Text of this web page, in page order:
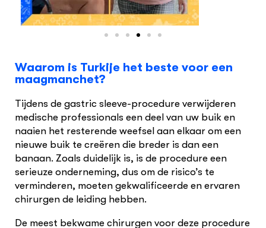
Waarom is Turkije het beste voor een
maagmanchet?
Tijdens de gastric sleeve-procedure verwijderen
medische professionals een deel van uw buik en
naaien het resterende weefsel aan elkaar om een
nieuwe buik te creëren die breder is dan een
banaan. Zoals duidelijk is, is de procedure een
serieuze onderneming, dus om de risico’s te
verminderen, moeten gekwalificeerde en ervaren
chirurgen de leiding hebben.
De meest bekwame chirurgen voor deze procedure